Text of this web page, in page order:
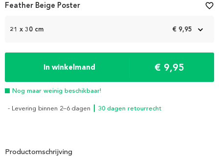
1
21 x 30 cm € 9,95
In winkelmand € 9,95
Nog maar weinig beschikbaar!
- Levering binnen 2–6 dagen ┃ 30 dagen retourrecht
Feather Beige Poster favorite_border
Productomschrijving